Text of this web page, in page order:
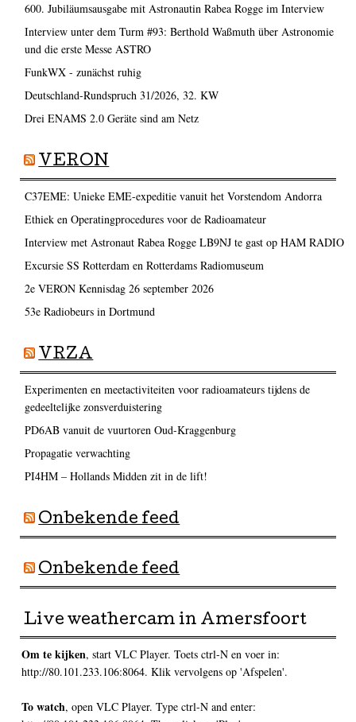
600. Jubiläumsausgabe mit Astronautin Rabea Rogge im Interview
Interview unter dem Turm #93: Berthold Waßmuth über Astronomie
und die erste Messe ASTRO
FunkWX - zunächst ruhig
Deutschland-Rundspruch 31/2026, 32. KW
Drei ENAMS 2.0 Geräte sind am Netz
VERON
C37EME: Unieke EME-expeditie vanuit het Vorstendom Andorra
Ethiek en Operatingprocedures voor de Radioamateur
Interview met Astronaut Rabea Rogge LB9NJ te gast op HAM RADIO
Excursie SS Rotterdam en Rotterdams Radiomuseum
2e VERON Kennisdag 26 september 2026
53e Radiobeurs in Dortmund
VRZA
Experimenten en meetactiviteiten voor radioamateurs tijdens de
gedeeltelijke zonsverduistering
PD6AB vanuit de vuurtoren Oud-Kraggenburg
Propagatie verwachting
PI4HM – Hollands Midden zit in de lift!
Onbekende feed
Onbekende feed
Live weathercam in Amersfoort
Om te kijken, start VLC Player. Toets ctrl-N en voer in:
http://80.101.233.106:8064. Klik vervolgens op 'Afspelen'.
To watch, open VLC Player. Type ctrl-N and enter: